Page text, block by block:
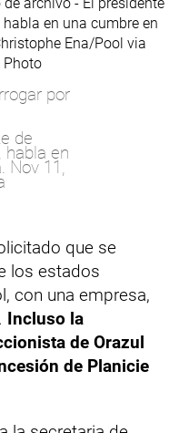
por
de
habla en
Nov 11,
que se
los estados
con una empresa,
Incluso la
de Orazul
de Planicie